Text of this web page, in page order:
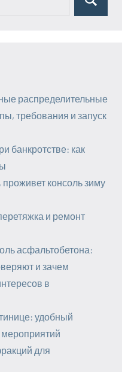
Поиск
распределительные
требования и запуск
банкротстве: как
консоль зиму
и ремонт
асфальтобетона:
и зачем
в
удобный
для